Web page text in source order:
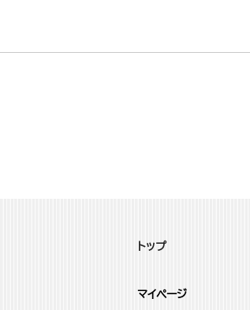
トップ
マイページ